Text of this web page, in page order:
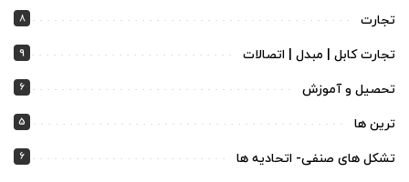
تجارت 8
تجارت کابل | مبدل | اتصالات 9
تحصیل و آموزش 6
ترین ها 5
تشکل های صنفی- اتحادیه ها 6